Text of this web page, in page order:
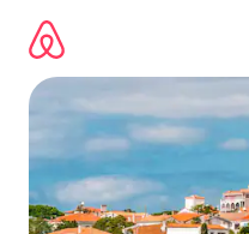
përmbajtja